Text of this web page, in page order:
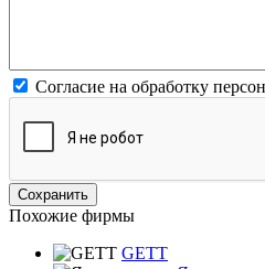
Согласие на обработку
Похожие фирмы
GETT